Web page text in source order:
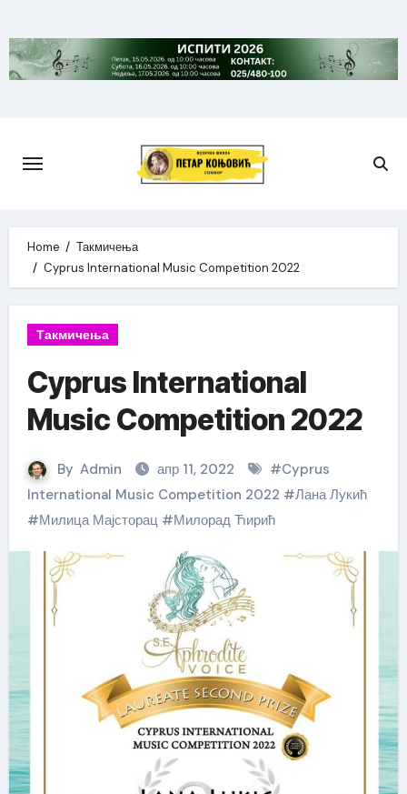
to
content
Home
Такмичења
Cyprus International Music Competition 2022
Такмичења
Cyprus International
Music Competition 2022
By Admin апр 11, 2022 #Cyprus
International Music Competition 2022 #Лана Лукић
#Милица Мајсторац#Милорад Ћирић